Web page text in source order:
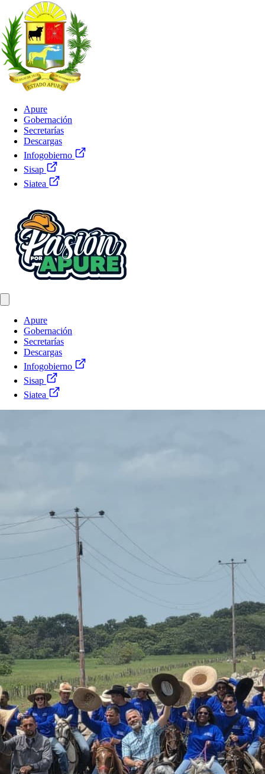
Apure
Gobernación
Secretarías
Descargas
Infogobierno
Sisap
Siatea
Apure
Gobernación
Secretarías
Descargas
Infogobierno
Sisap
Siatea